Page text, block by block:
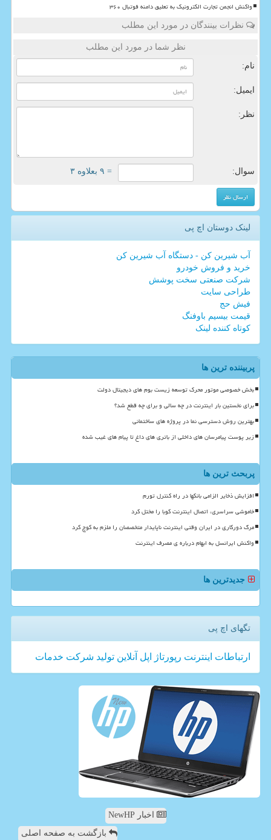
واکنش انجمن تجارت الکترونیک به تعلیق دامنه فوتبال ۳۶۰
نظرات بینندگان در مورد این مطلب
نظر شما در مورد این مطلب
نام:
ایمیل:
نظر:
سوال: = ۹ بعلاوه ۳
لینک دوستان اچ پی
آب شیرین کن - دستگاه آب شیرین کن
خرید و فروش خودرو
شرکت صنعتی سخت پوشش
طراحی سایت
فیش حج
قیمت بیسیم باوفنگ
کوتاه کننده لینک
پربیننده ترین ها
بخش خصوصی موتور محرک توسعه زیست بوم های دیجیتال دولت
برای نخستین بار اینترنت در چه سالی و برای چه قطع شد؟
بهترین روش دسترسی نما در پروژه های ساختمانی
زیر پوست پیامرسان های داخلی از باتری های داغ تا پیام های غیب شده
پربحث ترین ها
افزایش ذخایر الزامی بانکها در راه کنترل تورم
خاموشی سراسری، اتصال اینترنت کوبا را مختل کرد
مرگ دورکاری در ایران وقتی اینترنت ناپایدار متخصصان را ملزم به کوچ کرد
واکنش ایرانسل به ابهام درباره ی مصرف اینترنت
جدیدترین ها
تگهای اچ پی
ارتباطات اینترنت رپورتاژ اپل آنلاین تولید شركت خدمات
اخبار NewHP
بازگشت به صفحه اصلی